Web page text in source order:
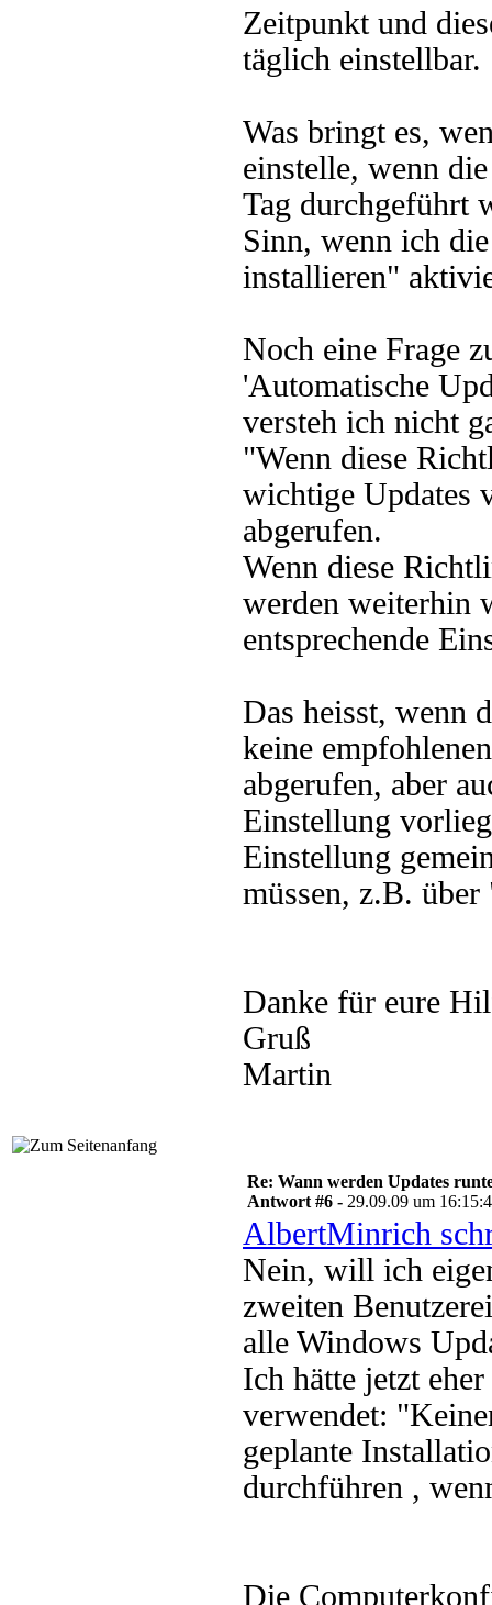
Zeitpunkt und
täglich einstellbar.
Was bringt es,
einstelle, wenn
Tag durchgeführt
Sinn, wenn ich
installieren"
Noch eine Frage
'Automatische
versteh ich nicht
"Wenn diese
wichtige Updates
abgerufen.
Wenn diese
werden weiterhin
entsprechende
Das heisst, wenn
keine
abgerufen, aber
Einstellung
Einstellung
müssen, z.B.
Danke für eure
Gruß
Martin
Re: Wann werden Updates
Antwort #6 - 29.09.09 um
AlbertMinrich
Nein, will ich
zweiten
alle Windows
Ich hätte jetzt
verwendet:
geplante
durchführen ,
Die